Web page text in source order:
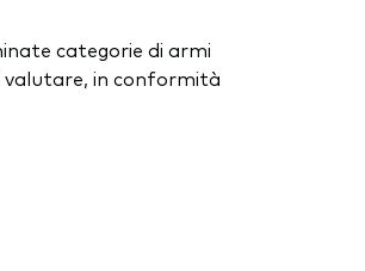
categorie di armi
valutare, in conformità